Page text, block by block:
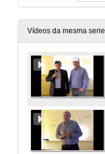
Vídeos da mesma serie